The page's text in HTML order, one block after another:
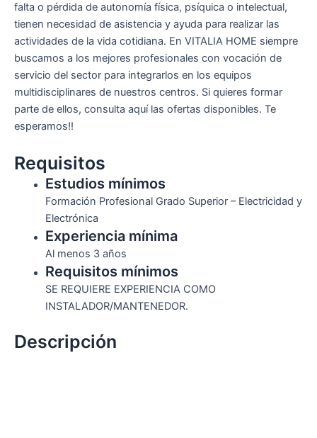
falta o pérdida de autonomía física, psíquica o intelectual,
tienen necesidad de asistencia y ayuda para realizar las
actividades de la vida cotidiana. En VITALIA HOME siempre
buscamos a los mejores profesionales con vocación de
servicio del sector para integrarlos en los equipos
multidisciplinares de nuestros centros. Si quieres formar
parte de ellos, consulta aquí las ofertas disponibles. Te
esperamos!!
Requisitos
Estudios mínimos
Formación Profesional Grado Superior – Electricidad y
Electrónica
Experiencia mínima
Al menos 3 años
Requisitos mínimos
SE REQUIERE EXPERIENCIA COMO
INSTALADOR/MANTENEDOR.
Descripción